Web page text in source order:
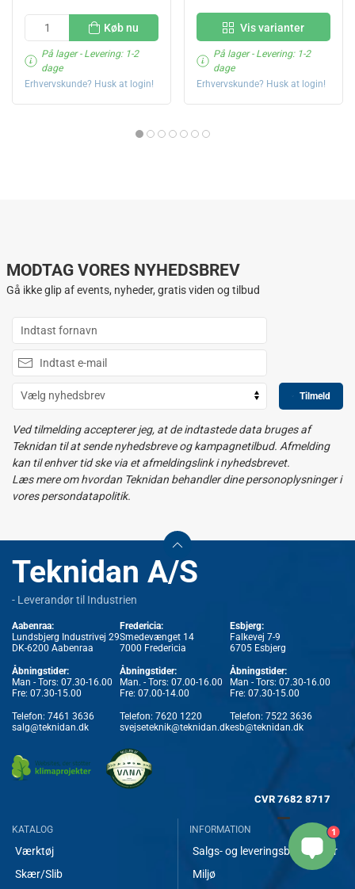
Køb nu
På lager- Levering: 1-2
dage
Erhvervskunde? Husk at login!
Vis varianter
På lager- Levering: 1-2
dage
Erhvervskunde? Husk at login!
MODTAG VORES NYHEDSBREV
Gå ikke glip af events, nyheder, gratis viden og tilbud
Tilmeld
Ved tilmelding accepterer jeg, at de indtastede data bruges af
Teknidan til at sende nyhedsbreve og kampagnetilbud. Afmelding
kan til enhver tid ske via et afmeldingslink i nyhedsbrevet.
Læs mere om hvordan Teknidan behandler dine personoplysninger i
vores persondatapolitik.
Teknidan A/S
- Leverandør til Industrien
Aabenraa:
Lundsbjerg Industrivej 29
DK-6200 Aabenraa
Åbningstider:
Man - Tors: 07.30-16.00
Fre: 07.30-15.00
Telefon: 7461 3636
salg@teknidan.dk
Fredericia:
Smedevænget 14
7000 Fredericia
Åbningstider:
Man. - Tors: 07.00-16.00
Fre: 07.00-14.00
Telefon: 7620 1220
svejseteknik@teknidan.dk
Esbjerg:
Falkevej 7-9
6705 Esbjerg
Åbningstider:
Man - Tors: 07.30-16.00
Fre: 07.30-15.00
Telefon: 7522 3636
esb@teknidan.dk
CVR 7682 8717
KATALOG
Værktøj
Skær/Slib
INFORMATION
Salgs- og leveringsbetingelser
Miljø
1